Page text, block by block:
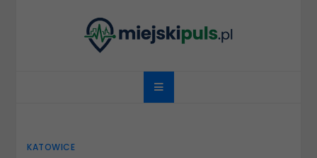
miejskipuls.pl
KATOWICE